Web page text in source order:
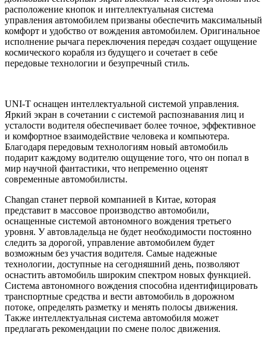
расположение кнопок и интеллектуальная система
управления автомобилем призваны обеспечить максимальный
комфорт и удобство от вождения автомобилем. Оригинальное
исполнение рычага переключения передач создает ощущение
космического корабля из будущего и сочетает в себе
передовые технологии и безупречный стиль.
UNI-T оснащен интеллектуальной системой управления.
Яркий экран в сочетании с системой распознавания лиц и
усталости водителя обеспечивает более точное, эффективное
и комфортное взаимодействие человека и компьютера.
Благодаря передовым технологиям новый автомобиль
подарит каждому водителю ощущение того, что он попал в
мир научной фантастики, что непременно оценят
современные автомобилисты.
Changan станет первой компанией в Китае, которая
представит в массовое производство автомобили,
оснащенные системой автономного вождения третьего
уровня. У автовладельца не будет необходимости постоянно
следить за дорогой, управление автомобилем будет
возможным без участия водителя. Самые надежные
технологии, доступные на сегодняшний день, позволяют
оснастить автомобиль широким спектром новых функцией.
Система автономного вождения способна идентифицировать
транспортные средства и вести автомобиль в дорожном
потоке, определять разметку и менять полосы движения.
Также интеллектуальная система автомобиля может
предлагать рекомендации по смене полос движения.